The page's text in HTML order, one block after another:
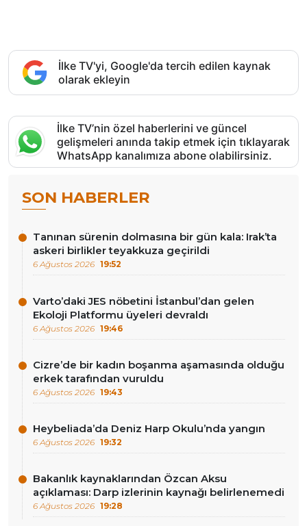
İlke TV'yi, Google'da tercih edilen kaynak
olarak ekleyin
İlke TV’nin özel haberlerini ve güncel
gelişmeleri anında takip etmek için tıklayarak
WhatsApp kanalımıza abone olabilirsiniz.
SON HABERLER
Tanınan sürenin dolmasına bir gün kala: Irak’ta
askeri birlikler teyakkuza geçirildi
6 Ağustos 2026 19:52
Varto’daki JES nöbetini İstanbul’dan gelen
Ekoloji Platformu üyeleri devraldı
6 Ağustos 2026 19:46
Cizre’de bir kadın boşanma aşamasında olduğu
erkek tarafından vuruldu
6 Ağustos 2026 19:43
Heybeliada’da Deniz Harp Okulu’nda yangın
6 Ağustos 2026 19:32
Bakanlık kaynaklarından Özcan Aksu
açıklaması: Darp izlerinin kaynağı belirlenemedi
6 Ağustos 2026 19:28